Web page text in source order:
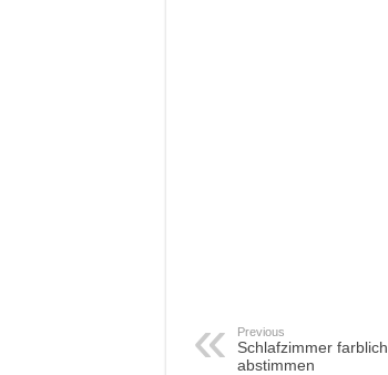
Previous
Schlafzimmer farblich
abstimmen